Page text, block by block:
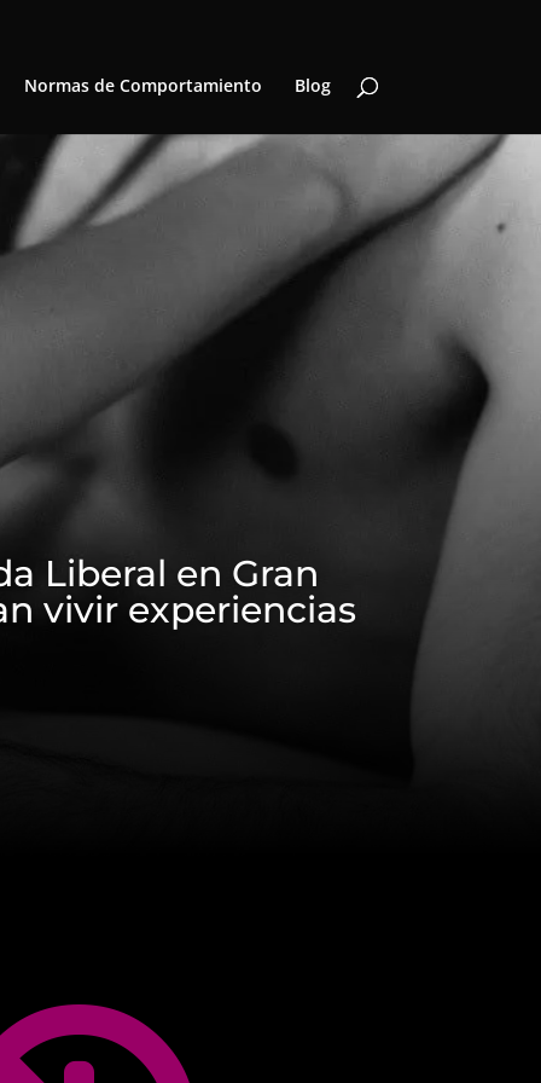
Normas de Comportamiento Blog
Liberal en Gran
vivir experiencias